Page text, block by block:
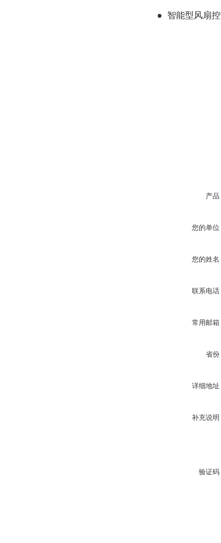
● 智能型风扇
产品
您的单位
您的姓名
联系电话
常用邮箱
省份
详细地址
补充说明
验证码